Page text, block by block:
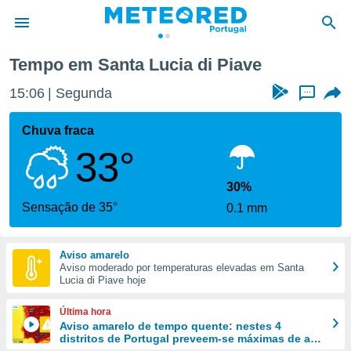
da
foi
fornecidas
a este
das
e
forma
digital
Tempo em Santa Lucia di Piave
15:06 Segunda ...
Chuva fraca
33°
Sensação de 35°
30%
0.1 mm
Aviso amarelo
Aviso moderado por temperaturas elevadas em Santa
Lucia di Piave hoje
Última hora
Aviso amarelo de tempo quente: nestes 4
distritos de Portugal preveem-se máximas de até